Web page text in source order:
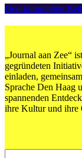
11.12.:
Ockenburgh
Den kompletten
„Journal aan Zee“
gegründeten
einladen,
Sprache Den Haag
spannenden
ihre Kultur und ihre